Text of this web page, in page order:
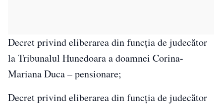
Decret privind eliberarea din funcția de judecător
la Tribunalul Hunedoara a doamnei Corina-
Mariana Duca – pensionare;
Decret privind eliberarea din funcția de judecător